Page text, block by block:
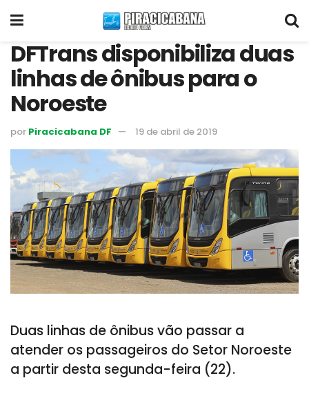
DFTrans disponibiliza duas
linhas de ônibus para o
Noroeste
por Piracicabana DF 19 de abril de 2019
Duas linhas de ônibus vão passar a
atender os passageiros do Setor Noroeste
a partir desta segunda-feira (22).